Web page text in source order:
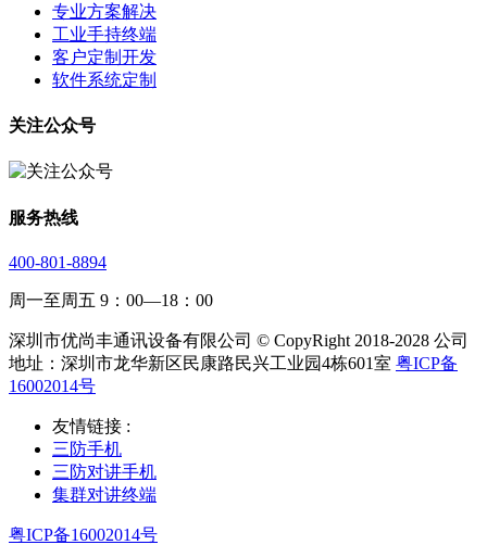
专业方案解决
工业手持终端
客户定制开发
软件系统定制
关注公众号
服务热线
400-801-8894
周一至周五 9：00—18：00
深圳市优尚丰通讯设备有限公司 © CopyRight 2018-2028 公司
地址：深圳市龙华新区民康路民兴工业园4栋601室 粤ICP备
16002014号
友情链接 :
三防手机
三防对讲手机
集群对讲终端
粤ICP备16002014号